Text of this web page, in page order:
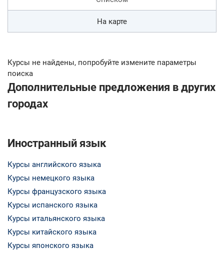
На карте
Курсы не найдены, попробуйте измените параметры
поиска
Дополнительные предложения в других
городах
Иностранный язык
Курсы английского языка
Курсы немецкого языка
Курсы французского языка
Курсы испанского языка
Курсы итальянского языка
Курсы китайского языка
Курсы японского языка